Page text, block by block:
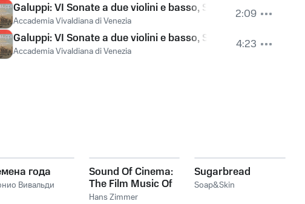
Galuppi: VI Sonate a due violini e basso, Sonata No. 3 in D:
Accademia Vivaldiana di Venezia
2:09
Galuppi: VI Sonate a due violini e basso, Sonata No. 4 in G: I.
Accademia Vivaldiana di Venezia 4:23
года
Вивальди
Sound Of Cinema:
The Film Music Of
Hans Zimmer
Hans Zimmer
Sugarbread
Soap&Skin